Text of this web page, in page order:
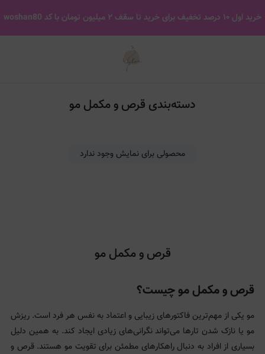
خرید اول ۱۰ درصد تخفیف برای خرید تا سقف ۲ میلیون تومان با کد woshan80
دسته‌بندی قرص و مکمل مو
محصولی برای نمایش وجود ندارد
قرص و مکمل مو
قرص و مکمل مو چیست؟
مو یکی از مهم‌ترین فاکتورهای زیبایی و اعتماد به نفس هر فرد است. ریزش
مو یا نازک شدن تارها می‌تواند نگرانی‌های زیادی ایجاد کند. به همین دلیل
بسیاری از افراد به دنبال راهکارهای مطمئن برای تقویت مو هستند. قرص و